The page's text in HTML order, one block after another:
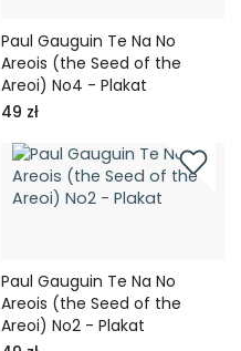
Paul Gauguin Te Na No
Areois (the Seed of the
Areoi) No4 - Plakat
49 zł
Paul Gauguin Te Na No
Areois (the Seed of the
Areoi) No2 - Plakat